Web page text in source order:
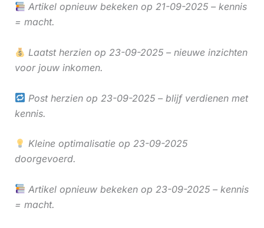
Artikel opnieuw bekeken op 21-09-2025 – kennis
= macht.
Laatst herzien op 23-09-2025 – nieuwe inzichten
voor jouw inkomen.
Post herzien op 23-09-2025 – blijf verdienen met
kennis.
Kleine optimalisatie op 23-09-2025
doorgevoerd.
Artikel opnieuw bekeken op 23-09-2025 – kennis
= macht.